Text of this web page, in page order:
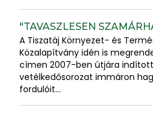
"TAVASZLESEN
A Tiszatáj Környezet- és
Közalapítvány idén is
címen 2007-ben útjára
vetélkedősorozat immáron
fordulóit...